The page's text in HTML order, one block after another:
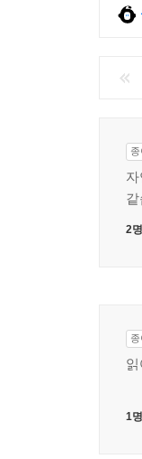
종
2명
종
1명